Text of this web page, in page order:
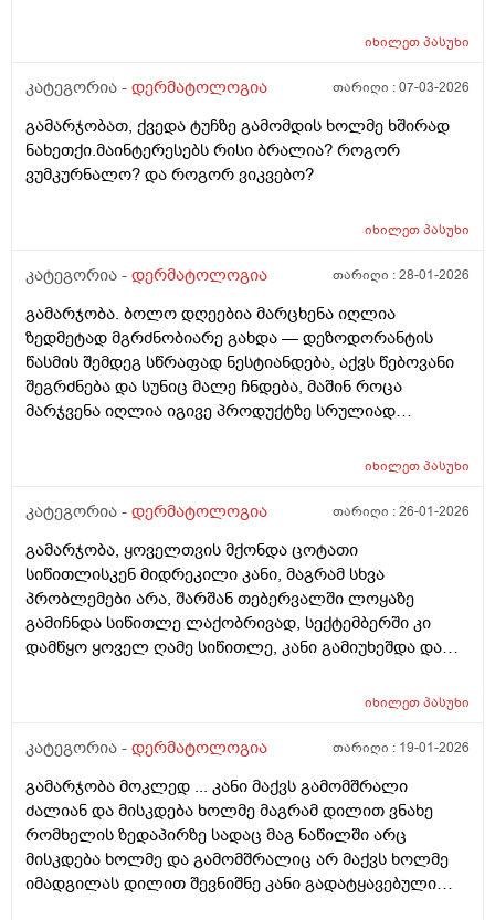
და დაემატა წარბებს შორის . გავაგრძელე ეს ეგზემია
არ ვისმევ მაგრამ კანი მაქვს საშინლად გამომშრალი
ზუსტად რა მჭირს მეშინია რაიმე კრემია წასმა რომ
უარესი არ დამემართოს რა შეიძლება გავაკეთო ?
იხილეთპასუხი
კატეგორია - დერმატოლოგია თარიღი :07-03-2026
გამარჯობათ, ქვედა ტუჩზე გამომდის ხოლმე ხშირად
ნახეთქი.მაინტერესებს რისი ბრალია? როგორ
ვუმკურნალო? და როგორ ვიკვებო?
იხილეთპასუხი
კატეგორია - დერმატოლოგია თარიღი :28-01-2026
გამარჯობა. ბოლო დღეებია მარცხენა იღლია
ზედმეტად მგრძნობიარე გახდა — დეზოდორანტის
წასმის შემდეგ სწრაფად ნესტიანდება, აქვს წებოვანი
შეგრძნება და სუნიც მალე ჩნდება, მაშინ როცა
მარჯვენა იღლია იგივე პროდუქტზე სრულიად
ტკივილი არ მაქვს, მაგრამ აშკარა ასიმეტრიაა
კანის გაღიზიანება, ოფლის ჯირკვლების აქტივობის
როგორი ტიპის მოვლას მირჩევთ ვარ 17 წლის ბიჭი
ბევრი სხვადასხვა დეზოდორანტი მიხმარია და
აღმოვაჩინე რო დეზოდორანტებში არ არის საქმე
არამედ ჩემს მარცხენა იღლიაშია. მადლობა წინასწარ
პასუხისთვის
იხილეთპასუხი
კატეგორია - დერმატოლოგია თარიღი :26-01-2026
გამარჯობა, ყოველთვის მქონდა ცოტათი
სიწითლისკენ მიდრეკილი კანი, მაგრამ სხვა
პრობლემები არა, შარშან თებერვალში ლოყაზე
გამიჩნდა სიწითლე ლაქობრივად, სექტემბერში კი
დამწყო ყოველ ღამე სიწითლე, კანი გამიუხეშდა და
საწინააღმდეგო სახის დასააბნი 6 კვირის მანძილზე,
ამასთან ერთად ავენის ტოლარენს კონტროლი,
რაც დავიწყე მკურნალობა საშინლად მომემატა
ლოყებზე გამონაყარი, სხაბოლოოდ დავიწყე
დოქსიციკლინის 100 მგ დალევა უკვე 10 დღეზე მეტია
და სახე უფრო ჩაწყნარდა, რა ვქნა როდის შევწყვიტო
დალევა?
იხილეთპასუხი
კატეგორია - დერმატოლოგია თარიღი : 19-01-2026
გამარჯობა მოკლედ ... კანი მაქვს გამომშრალი
ძალიან და მისკდება ხოლმე მაგრამ დილით ვნახე
რომხელის ზედაპირზე სადაც მაგ ნაწილში არც
მისკდება ხოლმე და გამომშრალიც არ მაქვს ხოლმე
იმადგილას დილით შევნიშნე კანი გადატყავებული